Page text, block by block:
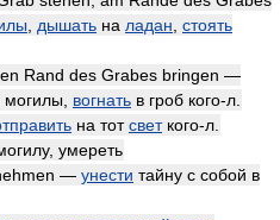
дышать на ладан стоять
Rand des Grabes bringen —
могилы, вогнать в гроб кого-л.
на тотсветкого-л.
умереть
— унести тайну с собой в